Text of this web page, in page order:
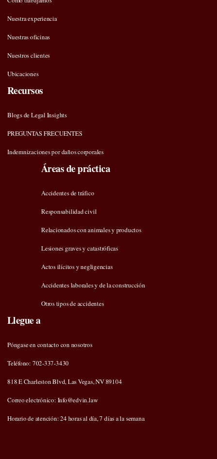
Nuestra experiencia
Nuestras oficinas
Nuestros clientes
Ubicaciones
Recursos
Blogs de Legal Insights
PREGUNTAS FRECUENTES
Indemnizaciones por daños corporales
Áreas de práctica
Accidentes de tráfico
Responsabilidad civil
Relacionados con animales y productos
Lesiones graves y catastróficas
Actos ilícitos y negligencias
Accidentes laborales y de la construcción
Otros tipos de accidentes
Llegue a
Póngase en contacto con nosotros
Teléfono: 702-337-3430
818 E Charleston Blvd, Las Vegas, NV 89104
Correo electrónico: Info@edvin.law
Horario de atención: 24 horas al día, 7 días a la semana